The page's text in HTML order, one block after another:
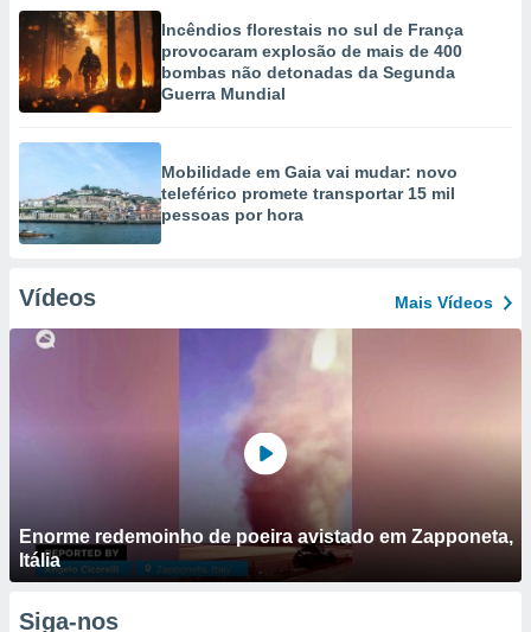
Incêndios florestais no sul de França
provocaram explosão de mais de 400
bombas não detonadas da Segunda
Guerra Mundial
Mobilidade em Gaia vai mudar: novo
teleférico promete transportar 15 mil
pessoas por hora
Vídeos Mais Vídeos
Enorme redemoinho de poeira avistado em Zapponeta,
Itália
Siga-nos